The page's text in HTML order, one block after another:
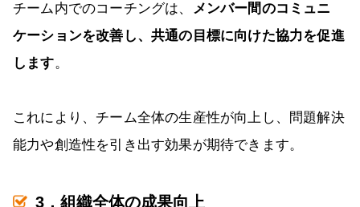
チーム内でのコーチングは、 メンバー間のコミュニ
ケーションを改善し、共通の目標に向けた協力を促進
します。
これにより、チーム全体の生産性が向上し、問題解決
能力や創造性を引き出す効果が期待できます。
3．組織全体の成果向上